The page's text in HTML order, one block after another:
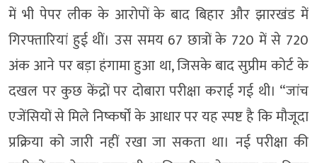
में भी पेपर लीक के आरोपों के बाद बिहार और झारखंड में
गिरफ्तारियां हुई थीं। उस समय 67 छात्रों के 720 में से 720
अंक आने पर बड़ा हंगामा हुआ था, जिसके बाद सुप्रीम कोर्ट के
दखल पर कुछ केंद्रों पर दोबारा परीक्षा कराई गई थी। “जांच
एजेंसियों से मिले निष्कर्षों के आधार पर यह स्पष्ट है कि मौजूदा
प्रक्रिया को जारी नहीं रखा जा सकता था। नई परीक्षा की